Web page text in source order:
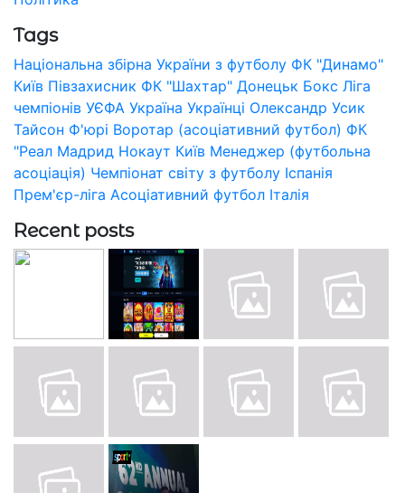
Tags
Національна збірна України з футболу ФК "Динамо"
Київ Півзахисник ФК "Шахтар" Донецьк Бокс Ліга
чемпіонів УЄФА Україна Українці Олександр Усик
Тайсон Ф'юрі Воротар (асоціативний футбол) ФК
"Реал Мадрид Нокаут Київ Менеджер (футбольна
асоціація) Чемпіонат світу з футболу Іспанія
Прем'єр-ліга Асоціативний футбол Італія
Recent posts